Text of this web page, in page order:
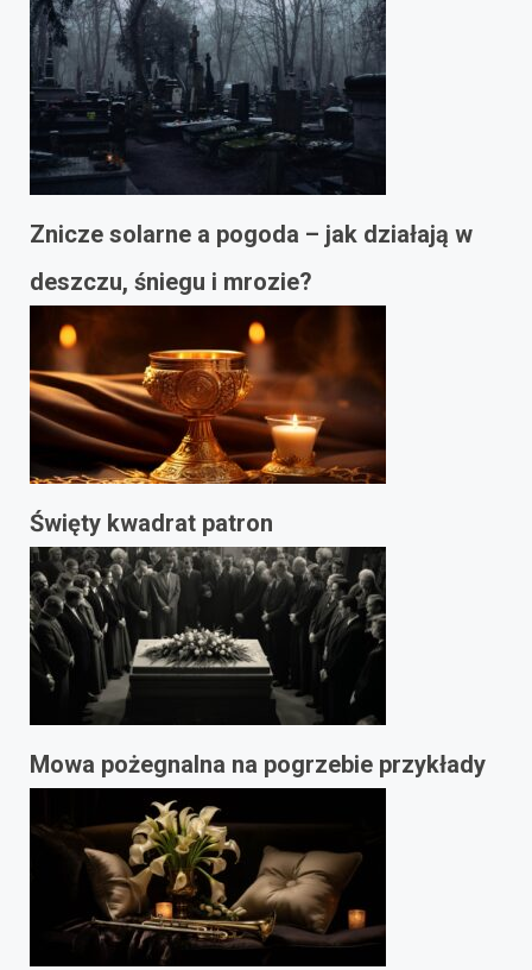
Znicze solarne a pogoda – jak działają w
deszczu, śniegu i mrozie?
Święty kwadrat patron
Mowa pożegnalna na pogrzebie przykłady